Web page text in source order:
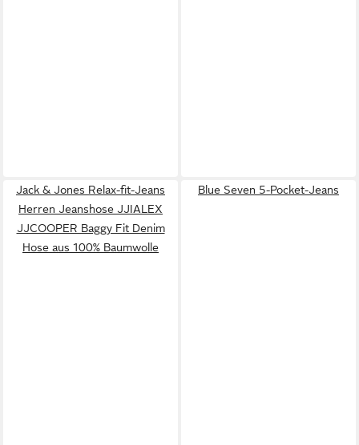
Jack & Jones Relax-fit-Jeans
Herren Jeanshose JJIALEX
JJCOOPER Baggy Fit Denim
Hose aus 100% Baumwolle
Blue Seven 5-Pocket-Jeans